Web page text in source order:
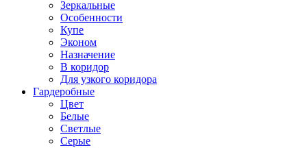
Зеркальные
Особенности
Купе
Эконом
Назначение
В коридор
Для узкого коридора
Гардеробные
Цвет
Белые
Светлые
Серые